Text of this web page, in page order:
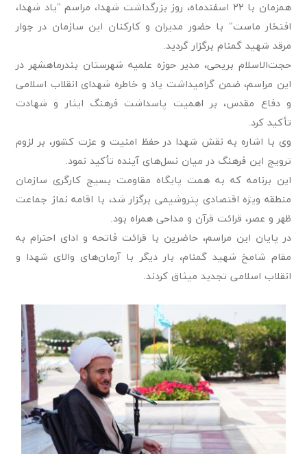
همزمان با ۲۲ اسفندماه، روز بزرگداشت شهدا، مراسم "یاد شهدا،
افتخار ماست" با حضور مدیران و کارکنان این سازمان در جوار
مرقد شهید گمنام برگزار گردید.
حجت‌الاسلام بریحی، مدیر حوزه علمیه شهرستان بندرماهشهر در
این مراسم، ضمن گرامیداشت یاد و خاطره شهدای انقلاب اسلامی
و دفاع مقدس، بر اهمیت پاسداشت فرهنگ ایثار و شهادت
تأکید کرد.
وی با اشاره به نقش شهدا در حفظ امنیت و عزت کشور، بر لزوم
ترویج این فرهنگ در میان نسل‌های آینده تأکید نمود.
این برنامه که به همت پایگاه مقاومت بسیج کارگری سازمان
منطقه ویژه اقتصادی پتروشیمی برگزار شد، با اقامه نماز جماعت
ظهر و عصر، قرائت قرآن و مداحی همراه بود.
در پایان این مراسم، حاضرین با قرائت فاتحه و ادای احترام به
مقام شامخ شهید گمنام، بار دیگر با آرمان‌های والای شهدا و
انقلاب اسلامی تجدید میثاق کردند.